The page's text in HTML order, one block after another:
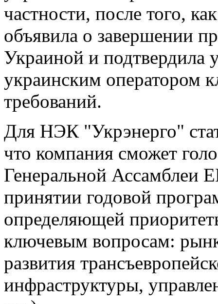
частности, после того,
объявила о завершении
Украиной и подтвердила
украинским оператором
требований.
Для НЭК "Укрэнерго"
что компания сможет
Генеральной Ассамблеи
принятии годовой
определяющей
ключевым вопросам:
развития
инфраструктуры,